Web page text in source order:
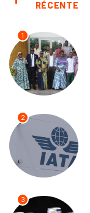
RÉCENTE
1
2
3